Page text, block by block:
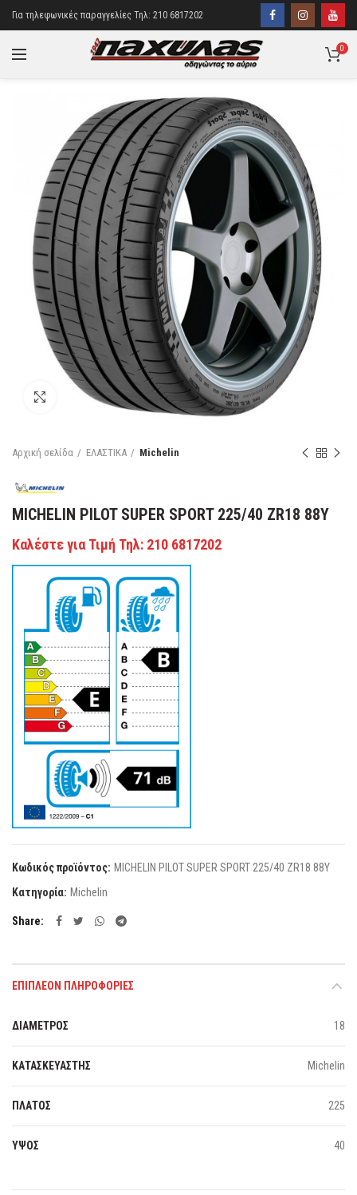
Για τηλεφωνικές παραγγελίες Τηλ: 210 6817202
0
Κάντε κλικ για μεγέθυνση
Αρχική σελίδα ΕΛΑΣΤΙΚΑ Michelin
MICHELIN PILOT SUPER SPORT 225/40 ZR18 88Y
Καλέστε για Τιμή Τηλ: 210 6817202
Κωδικός προϊόντος: MICHELIN PILOT SUPER SPORT 225/40 ZR18 88Y
Κατηγορία: Michelin
Share
ΕΠΙΠΛΈΟΝ ΠΛΗΡΟΦΟΡΊΕΣ
ΔΙΑΜΕΤΡΟΣ 18
ΚΑΤΑΣΚΕΥΑΣΤΗΣ Michelin
ΠΛΑΤΟΣ 225
ΥΨΟΣ 40